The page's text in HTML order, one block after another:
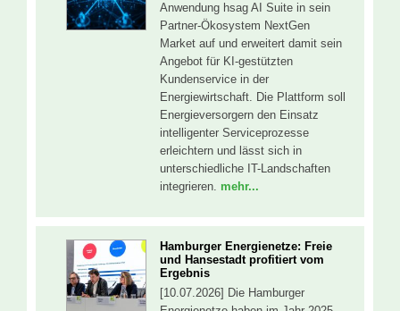
Anwendung hsag AI Suite in sein
Partner-Ökosystem NextGen
Market auf und erweitert damit sein
Angebot für KI-gestützten
Kundenservice in der
Energiewirtschaft. Die Plattform soll
Energieversorgern den Einsatz
intelligenter Serviceprozesse
erleichtern und lässt sich in
unterschiedliche IT-Landschaften
integrieren. mehr...
Hamburger Energienetze: Freie
und Hansestadt profitiert vom
Ergebnis
[10.07.2026] Die Hamburger